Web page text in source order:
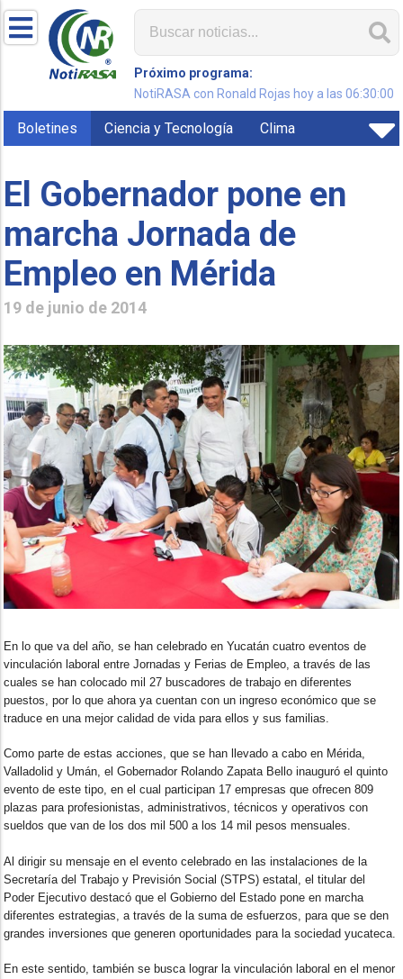
Próximo programa:
NotiRASA con Ronald Rojas hoy a las 06:30:00
Boletines Ciencia y Tecnología Clima
El Gobernador pone en
marcha Jornada de
Empleo en Mérida
19 de junio de 2014
En lo que va del año, se han celebrado en Yucatán cuatro eventos de
vinculación laboral entre Jornadas y Ferias de Empleo, a través de las
cuales se han colocado mil 27 buscadores de trabajo en diferentes
puestos, por lo que ahora ya cuentan con un ingreso económico que se
traduce en una mejor calidad de vida para ellos y sus familias.
Como parte de estas acciones, que se han llevado a cabo en Mérida,
Valladolid y Umán, el Gobernador Rolando Zapata Bello inauguró el quinto
evento de este tipo, en el cual participan 17 empresas que ofrecen 809
plazas para profesionistas, administrativos, técnicos y operativos con
sueldos que van de los dos mil 500 a los 14 mil pesos mensuales.
Al dirigir su mensaje en el evento celebrado en las instalaciones de la
Secretaría del Trabajo y Previsión Social (STPS) estatal, el titular del
Poder Ejecutivo destacó que el Gobierno del Estado pone en marcha
diferentes estrategias, a través de la suma de esfuerzos, para que se den
grandes inversiones que generen oportunidades para la sociedad yucateca.
En este sentido, también se busca lograr la vinculación laboral en el menor